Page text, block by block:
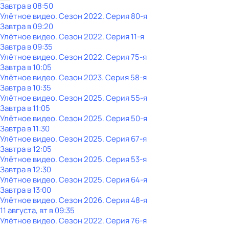
Завтра в 08:50
Улётное видео. Сезон 2022. Серия 80-я
Завтра в 09:20
Улётное видео. Сезон 2022. Серия 11-я
Завтра в 09:35
Улётное видео. Сезон 2022. Серия 75-я
Завтра в 10:05
Улётное видео. Сезон 2023. Серия 58-я
Завтра в 10:35
Улётное видео. Сезон 2025. Серия 55-я
Завтра в 11:05
Улётное видео. Сезон 2025. Серия 50-я
Завтра в 11:30
Улётное видео. Сезон 2025. Серия 67-я
Завтра в 12:05
Улётное видео. Сезон 2025. Серия 53-я
Завтра в 12:30
Улётное видео. Сезон 2025. Серия 64-я
Завтра в 13:00
Улётное видео. Сезон 2026. Серия 48-я
11 августа, вт в 09:35
Улётное видео. Сезон 2022. Серия 76-я